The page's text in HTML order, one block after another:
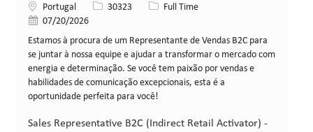
위치Portugal Job ID30323 Job 유형Full Time
게시일07/20/2026
Estamos à procura de um Representante de Vendas B2C para
se juntar à nossa equipe e ajudar a transformar o mercado com
energia e determinação. Se você tem paixão por vendas e
habilidades de comunicação excepcionais, esta é a
oportunidade perfeita para você!
Sales Representative B2C (Indirect Retail Activator) -